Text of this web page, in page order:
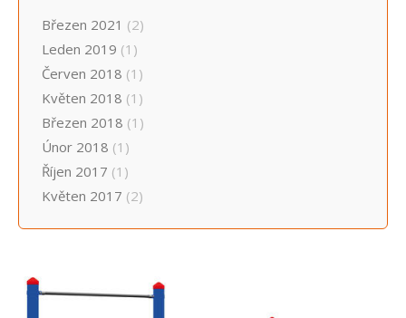
Březen 2021 (2)
Leden 2019 (1)
Červen 2018 (1)
Květen 2018 (1)
Březen 2018 (1)
Únor 2018 (1)
Říjen 2017 (1)
Květen 2017 (2)